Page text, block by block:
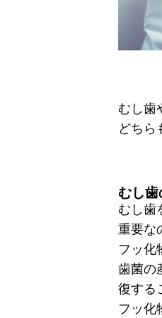
むし歯
どちら
むし
むし歯
重要な
フッ化
歯菌の
復する
フッ化